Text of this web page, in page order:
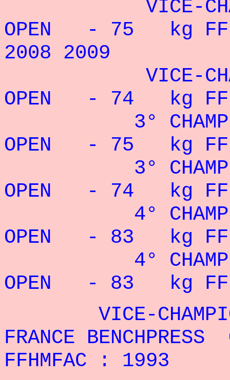
VICE-
OPEN - 75 kg
2008 2009
VICE-
OPEN - 74 kg
3°
OPEN - 75 kg
3°
OPEN - 74 kg
4°
OPEN - 83 kg
4°
OPEN - 83 kg
VICE-
FRANCE
FFHMFAC : 1993